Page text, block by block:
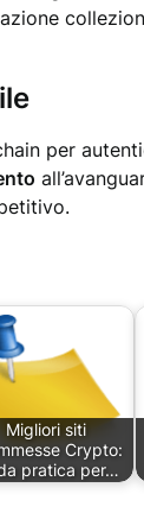
per
Migliori siti
Crypto:
pratica per…